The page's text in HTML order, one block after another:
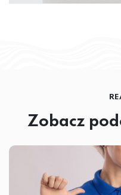
Zobacz